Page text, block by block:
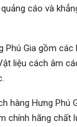
cáo và
Phú Gia gồm
liệu cách âm
hàng Hưng Phú
chính hãng